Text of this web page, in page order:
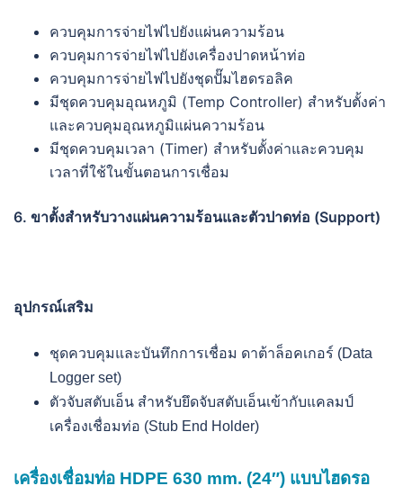
ควบคุมการจ่ายไฟไปยังแผ่นความร้อน
ควบคุมการจ่ายไฟไปยังเครื่องปาดหน้าท่อ
ควบคุมการจ่ายไฟไปยังชุดปั๊มไฮดรอลิค
มีชุดควบคุมอุณหภูมิ (Temp Controller) สำหรับตั้งค่า
และควบคุมอุณหภูมิแผ่นความร้อน
มีชุดควบคุมเวลา (Timer) สำหรับตั้งค่าและควบคุม
เวลาที่ใช้ในขั้นตอนการเชื่อม
6. ขาตั้งสำหรับวางแผ่นความร้อนและตัวปาดท่อ (Support)
อุปกรณ์เสริม
ชุดควบคุมและบันทึกการเชื่อม ดาต้าล็อคเกอร์ (Data
Logger set)
ตัวจับสตับเอ็น สำหรับยึดจับสตับเอ็นเข้ากับแคลมป์
เครื่องเชื่อมท่อ (Stub End Holder)
เครื่องเชื่อมท่อ HDPE 630 mm. (24″) แบบไฮดรอ